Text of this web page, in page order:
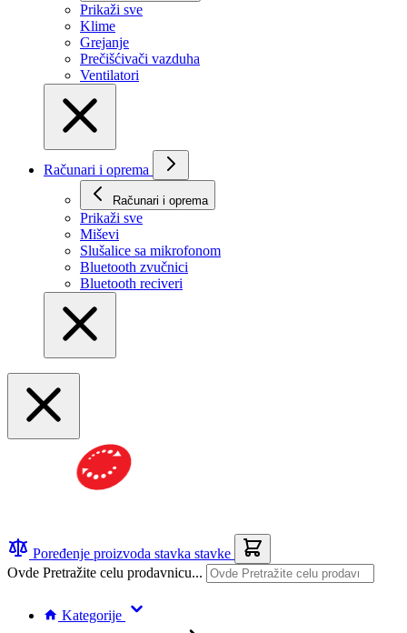
Prikaži svе
Klime
Grejanje
Prečišćivači vazduha
Ventilatori
Računari i oprema
Računari i oprema
Prikaži svе
Miševi
Slušalice sa mikrofonom
Bluetooth zvučnici
Bluetooth reciveri
Poređenje proizvoda stavka stavke
Ovde Pretražite celu prodavnicu...
Kategorije